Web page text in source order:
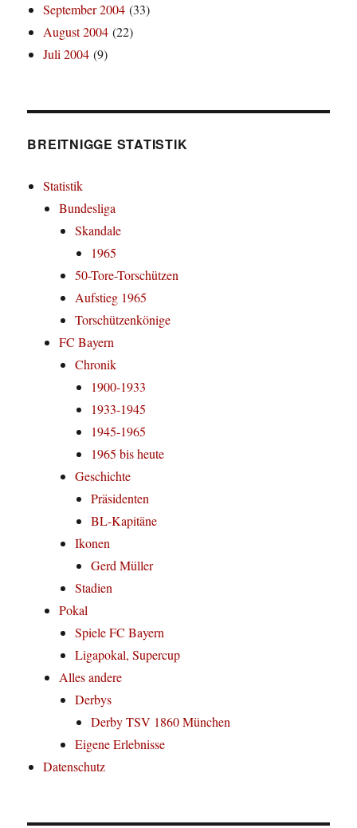
September 2004 (33)
August 2004 (22)
Juli 2004 (9)
BREITNIGGE STATISTIK
Statistik
Bundesliga
Skandale
1965
50-Tore-Torschützen
Aufstieg 1965
Torschützenkönige
FC Bayern
Chronik
1900-1933
1933-1945
1945-1965
1965 bis heute
Geschichte
Präsidenten
BL-Kapitäne
Ikonen
Gerd Müller
Stadien
Pokal
Spiele FC Bayern
Ligapokal, Supercup
Alles andere
Derbys
Derby TSV 1860 München
Eigene Erlebnisse
Datenschutz